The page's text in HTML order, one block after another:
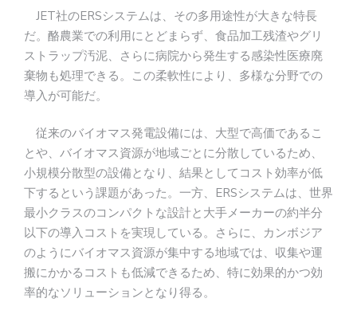
JET社のERSシステムは、その多用途性が大きな特長
だ。酪農業での利用にとどまらず、食品加工残渣やグリ
ストラップ汚泥、さらに病院から発生する感染性医療廃
棄物も処理できる。この柔軟性により、多様な分野での
導入が可能だ。
従来のバイオマス発電設備には、大型で高価であるこ
とや、バイオマス資源が地域ごとに分散しているため、
小規模分散型の設備となり、結果としてコスト効率が低
下するという課題があった。一方、ERSシステムは、世界
最小クラスのコンパクトな設計と大手メーカーの約半分
以下の導入コストを実現している。さらに、カンボジア
のようにバイオマス資源が集中する地域では、収集や運
搬にかかるコストも低減できるため、特に効果的かつ効
率的なソリューションとなり得る。